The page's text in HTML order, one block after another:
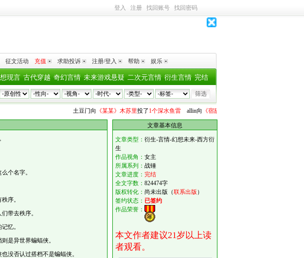
登入 注册 找回账号 找回密码
征文活动 充值 求助投诉 注册/登入 帮助 娱乐
完结
衍生言情
二次元言情
未来游戏悬疑
奇幻言情
古代穿越
现言
土豆门向《某某》木苏里投了1个深水鱼雷 allin向 《宿敌们都要和我地下恋》小词姐姐
个名字。
序。
带去秩序。
忆。
是异世界蝙蝠侠。
没否认过搭档不是蝙蝠侠。
文章基本信息
文章类型： 衍生-言情-幻想未来-西方衍
生
作品视角： 女主
所属系列： 战锤
文章进度： 完结
全文字数： 824474字
版权转化： 尚未出版（联系出版 ）
签约状态： 已签约
作品荣誉：
本文作者建议21岁以上读
者观看。